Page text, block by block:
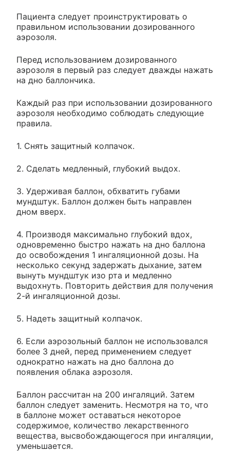
Пациента следует проинструктировать о
правильном использовании дозированного
аэрозоля.
Перед использованием дозированного
аэрозоля в первый раз следует дважды нажать
на дно баллончика.
Каждый раз при использовании дозированного
аэрозоля необходимо соблюдать следующие
правила.
1. Снять защитный колпачок.
2. Сделать медленный, глубокий выдох.
3. Удерживая баллон, обхватить губами
мундштук. Баллон должен быть направлен
дном вверх.
4. Производя максимально глубокий вдох,
одновременно быстро нажать на дно баллона
до освобождения 1 ингаляционной дозы. На
несколько секунд задержать дыхание, затем
вынуть мундштук изо рта и медленно
выдохнуть. Повторить действия для получения
2-й ингаляционной дозы.
5. Надеть защитный колпачок.
6. Если аэрозольный баллон не использовался
более 3 дней, перед применением следует
однократно нажать на дно баллона до
появления облака аэрозоля.
Баллон рассчитан на 200 ингаляций. Затем
баллон следует заменить. Несмотря на то, что
в баллоне может оставаться некоторое
содержимое, количество лекарственного
вещества, высвобождающегося при ингаляции,
уменьшается.